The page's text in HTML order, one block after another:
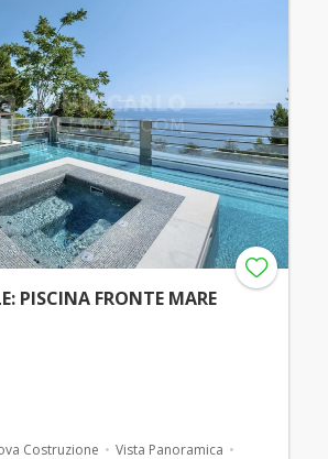
PISCINA FRONTE MARE
Costruzione
Vista Panoramica